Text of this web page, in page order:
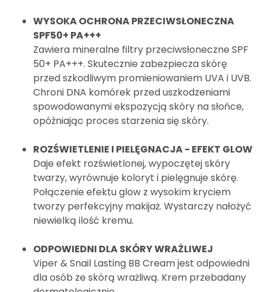
WYSOKA OCHRONA PRZECIWSŁONECZNA
SPF50+ PA+++
Zawiera mineralne filtry przeciwsłoneczne SPF
50+ PA+++. Skutecznie zabezpiecza skórę
przed szkodliwym promieniowaniem UVA i UVB.
Chroni DNA komórek przed uszkodzeniami
spowodowanymi ekspozycją skóry na słońce,
opóźniając proces starzenia się skóry.
ROZŚWIETLENIE I PIELĘGNACJA - EFEKT GLOW
Daje efekt rozświetlonej, wypoczętej skóry
twarzy, wyrównuje koloryt i pielęgnuje skórę.
Połączenie efektu glow z wysokim kryciem
tworzy perfekcyjny makijaż. Wystarczy nałożyć
niewielką ilość kremu.
ODPOWIEDNI DLA SKÓRY WRAŻLIWEJ
Viper & Snail Lasting BB Cream jest odpowiedni
dla osób ze skórą wrażliwą. Krem przebadany